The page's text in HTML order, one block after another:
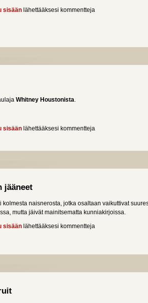
An American Saga - Chapter 1
sisään lähettääksesi kommentteja
Whitney Houstonista.
sisään lähettääksesi kommentteja
jääneet
naisnerosta, jotka osaltaan vaikuttivat
mutta jäivät mainitsematta kunniakirjoissa.
Figures - Varjoon jääneet
sisään lähettääksesi kommentteja